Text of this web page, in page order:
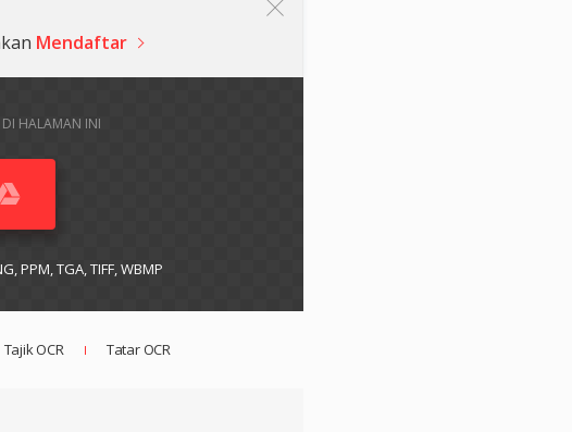
Mendaftar
DI HALAMAN INI
PPM, TGA, TIFF, WBMP
Tajik OCR Tatar OCR